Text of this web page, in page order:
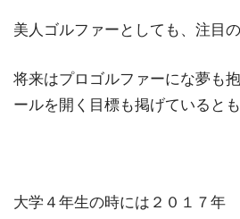
美人ゴルファーとしても、注目
将来はプロゴルファーにな夢も
ールを開く目標も掲げているとも
大学４年生の時には２０１７年